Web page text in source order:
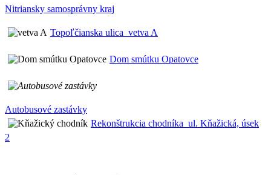
Nitriansky samosprávny kraj
Topoľčianska ulica_vetva A
Dom smútku Opatovce
Autobusové zastávky
Rekonštrukcia chodníka_ul. Kňažická, úsek
2